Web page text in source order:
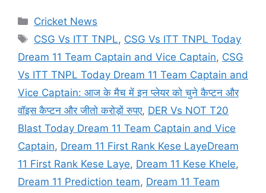
Categories
Cricket News
Tags
CSG Vs ITT TNPL, CSG Vs ITT TNPL Today
Dream 11 Team Captain and Vice Captain, CSG
Vs ITT TNPL Today Dream 11 Team Captain and
Vice Captain: आज के मैच में इन प्लेयर को चुने कैप्टन और
वॉइस कैप्टन और जीतो करोड़ों रुपए, DER Vs NOT T20
Blast Today Dream 11 Team Captain and Vice
Captain, Dream 11 First Rank Kese LayeDream
11 First Rank Kese Laye, Dream 11 Kese Khele,
Dream 11 Prediction team, Dream 11 Team